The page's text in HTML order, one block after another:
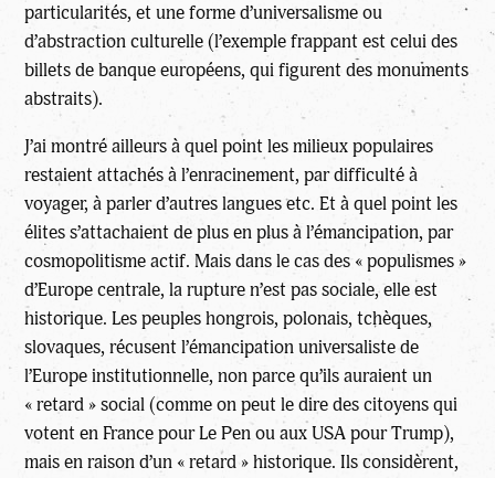
particularités, et une forme d’universalisme ou
d’abstraction culturelle (l’exemple frappant est celui des
billets de banque européens, qui figurent des monuments
abstraits).
J’ai montré ailleurs à quel point les milieux populaires
restaient attachés à l’enracinement, par difficulté à
voyager, à parler d’autres langues etc. Et à quel point les
élites s’attachaient de plus en plus à l’émancipation, par
cosmopolitisme actif. Mais dans le cas des « populismes »
d’Europe centrale, la rupture n’est pas sociale, elle est
historique. Les peuples hongrois, polonais, tchèques,
slovaques, récusent l’émancipation universaliste de
l’Europe institutionnelle, non parce qu’ils auraient un
« retard » social (comme on peut le dire des citoyens qui
votent en France pour Le Pen ou aux USA pour Trump),
mais en raison d’un « retard » historique. Ils considèrent,